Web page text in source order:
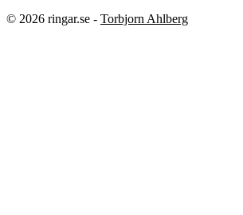
© 2026 ringar.se - Torbjorn Ahlberg